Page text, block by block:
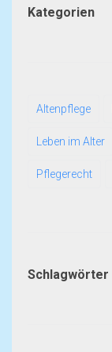
Kategorien
Altenpflege
Leben im Alter
Pflegerecht
Schlagwörter